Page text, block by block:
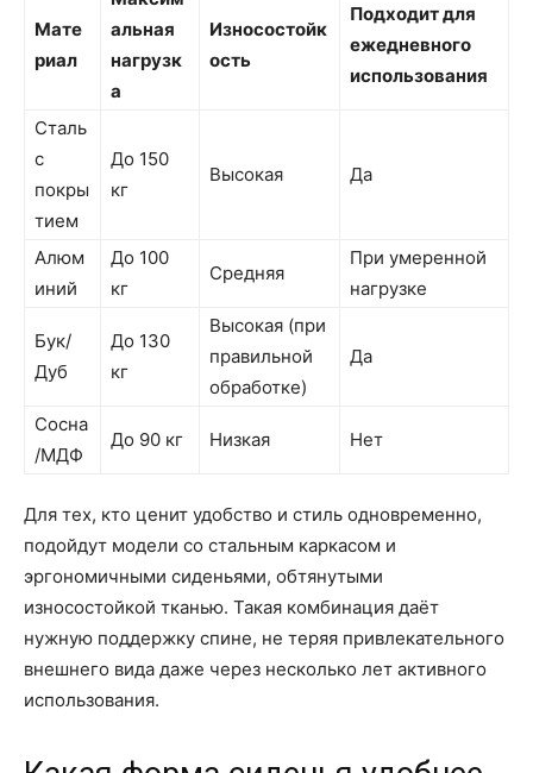
Мате
риал
альная
нагрузк
а
Износостойк
ость
Подходит для
ежедневного
использования
Сталь
с
покры
тием
До 150
кг
Высокая Да
Алюм
иний
До 100
кг
Средняя
При умеренной
нагрузке
Бук/
Дуб
До 130
кг
Высокая (при
правильной
обработке)
Да
Сосна
/МДФ
До 90 кг Низкая Нет
Для тех, кто ценит удобство и стиль одновременно,
подойдут модели со стальным каркасом и
эргономичными сиденьями, обтянутыми
износостойкой тканью. Такая комбинация даёт
нужную поддержку спине, не теряя привлекательного
внешнего вида даже через несколько лет активного
использования.